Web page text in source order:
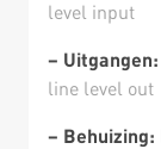
level input
– Uitgangen:
line level out
– Behuizing: